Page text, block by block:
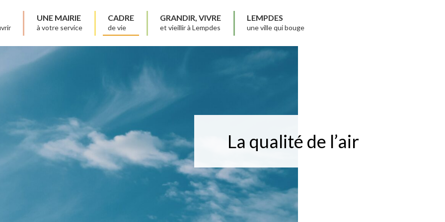
UNE MAIRIE
à votre service
CADRE
de vie
GRANDIR, VIVRE
et vieillir à Lempdes
LEMPDES
une ville qui bouge
La qualité de l’air